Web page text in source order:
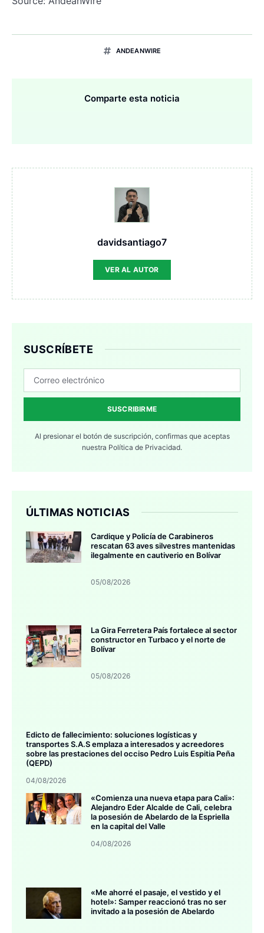
ANDEANWIRE
Comparte esta noticia
davidsantiago7
VER AL AUTOR
SUSCRÍBETE
SUSCRIBIRME
Al presionar el botón de suscripción, confirmas que aceptas
nuestra Política de Privacidad.
ÚLTIMAS NOTICIAS
Cardique y Policía de Carabineros
rescatan 63 aves silvestres mantenidas
ilegalmente en cautiverio en Bolívar
05/08/2026
La Gira Ferretera País fortalece al sector
constructor en Turbaco y el norte de
Bolívar
05/08/2026
Edicto de fallecimiento: soluciones logísticas y
transportes S.A.S emplaza a interesados y acreedores
sobre las prestaciones del occiso Pedro Luis Espitia Peña
(QEPD)
04/08/2026
«Comienza una nueva etapa para Cali»:
Alejandro Eder Alcalde de Cali, celebra
la posesión de Abelardo de la Espriella
en la capital del Valle
04/08/2026
«Me ahorré el pasaje, el vestido y el
hotel»: Samper reaccionó tras no ser
invitado a la posesión de Abelardo